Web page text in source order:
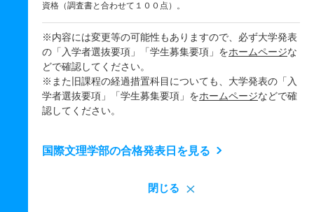
資格（調査書と合わせて１００点）。
※内容には変更等の可能性もありますので、必ず大学発表
の「入学者選抜要項」「学生募集要項」をホームページな
どで確認してください。
※また旧課程の経過措置科目についても、大学発表の「入
学者選抜要項」「学生募集要項」をホームページなどで確
認してください。
国際文理学部の合格発表日を見る
閉じる